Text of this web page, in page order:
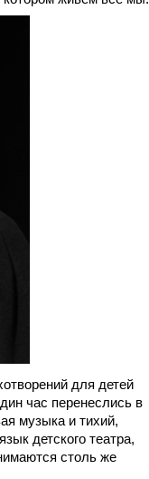
для детей
час перенеслись в
музыка и тихий,
детского театра,
столь же